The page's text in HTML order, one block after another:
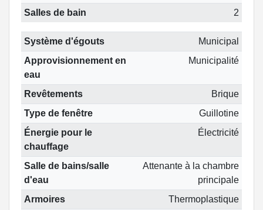
Salles de bain
2
Système d'égouts
Municipal
Approvisionnement en
eau
Municipalité
Revêtements
Brique
Type de fenêtre
Guillotine
Énergie pour le
chauffage
Électricité
Salle de bains/salle
d'eau
Attenante à la chambre
principale
Armoires
Thermoplastique